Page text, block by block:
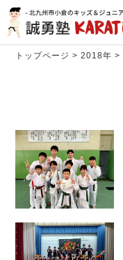
トップページ >2018年 >